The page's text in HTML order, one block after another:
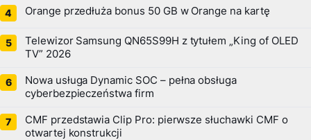
Orange przedłuża bonus 50 GB w Orange na kartę
Telewizor Samsung QN65S99H z tytułem „King of OLED
TV” 2026
Nowa usługa Dynamic SOC – pełna obsługa
cyberbezpieczeństwa firm
CMF przedstawia Clip Pro: pierwsze słuchawki CMF o
otwartej konstrukcji